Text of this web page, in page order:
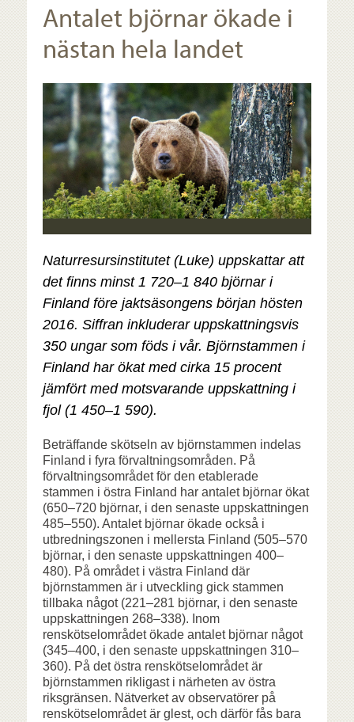
Antalet björnar ökade i
nästan hela landet
Naturresursinstitutet (Luke) uppskattar att
det finns minst 1 720–1 840 björnar i
Finland före jaktsäsongens början hösten
2016. Siffran inkluderar uppskattningsvis
350 ungar som föds i vår. Björnstammen i
Finland har ökat med cirka 15 procent
jämfört med motsvarande uppskattning i
fjol (1 450–1 590).
Beträffande skötseln av björnstammen indelas
Finland i fyra förvaltningsområden. På
förvaltningsområdet för den etablerade
stammen i östra Finland har antalet björnar ökat
(650–720 björnar, i den senaste uppskattningen
485–550). Antalet björnar ökade också i
utbredningszonen i mellersta Finland (505–570
björnar, i den senaste uppskattningen 400–
480). På området i västra Finland där
björnstammen är i utveckling gick stammen
tillbaka något (221–281 björnar, i den senaste
uppskattningen 268–338). Inom
renskötselområdet ökade antalet björnar något
(345–400, i den senaste uppskattningen 310–
360). På det östra renskötselområdet är
björnstammen rikligast i närheten av östra
riksgränsen. Nätverket av observatörer på
renskötselområdet är glest, och därför fås bara